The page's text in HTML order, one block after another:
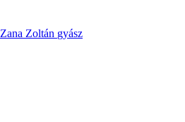
Zana Zoltán gyász